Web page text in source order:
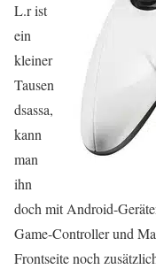
L.r ist
ein
kleiner
Tausen
dsassa,
kann
man
ihn
doch mit Android-
Game-Controller und
Frontseite noch